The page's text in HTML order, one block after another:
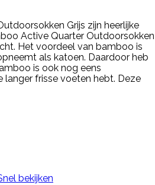
Grijs zijn heerlijke
Active Quarter Outdoorsokken
Het voordeel van bamboo is
als katoen. Daardoor heb
is ook nog eens
langer frisse voeten hebt. Deze
bekijken